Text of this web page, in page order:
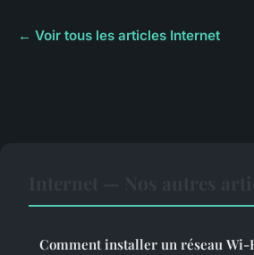
← Voir tous les articles Internet
Comment installer un réseau Wi-